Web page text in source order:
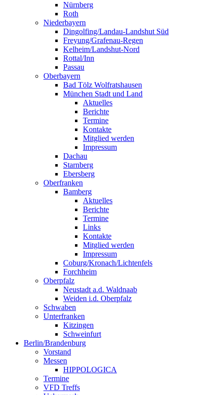
Nürnberg
Roth
Niederbayern
Dingolfing/Landau-Landshut Süd
Freyung/Grafenau-Regen
Kelheim/Landshut-Nord
Rottal/Inn
Passau
Oberbayern
Bad Tölz Wolfratshausen
München Stadt und Land
Aktuelles
Berichte
Termine
Kontakte
Mitglied werden
Impressum
Dachau
Starnberg
Ebersberg
Oberfranken
Bamberg
Aktuelles
Berichte
Termine
Links
Kontakte
Mitglied werden
Impressum
Coburg/Kronach/Lichtenfels
Forchheim
Oberpfalz
Neustadt a.d. Waldnaab
Weiden i.d. Oberpfalz
Schwaben
Unterfranken
Kitzingen
Schweinfurt
Berlin/Brandenburg
Vorstand
Messen
HIPPOLOGICA
Termine
VFD Treffs